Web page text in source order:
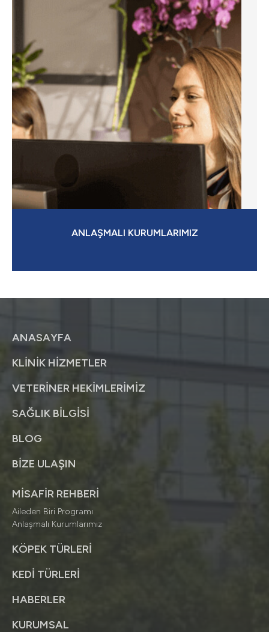
ANLAŞMALI KURUMLARIMIZ
ANASAYFA
KLİNİK HİZMETLER
VETERİNER HEKİMLERİMİZ
SAĞLIK BİLGİSİ
BLOG
BİZE ULAŞIN
MİSAFİR REHBERİ
Aileden Biri Programı
Anlaşmalı Kurumlarımız
KÖPEK TÜRLERİ
KEDİ TÜRLERİ
HABERLER
KURUMSAL